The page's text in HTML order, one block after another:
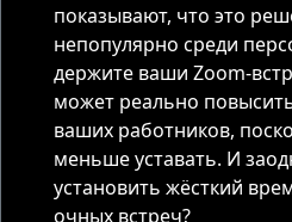
показывают, что это
непопулярно среди
держите ваши Zoom-
может реально
ваших работников,
меньше уставать. И
установить жёсткий
очных встреч?